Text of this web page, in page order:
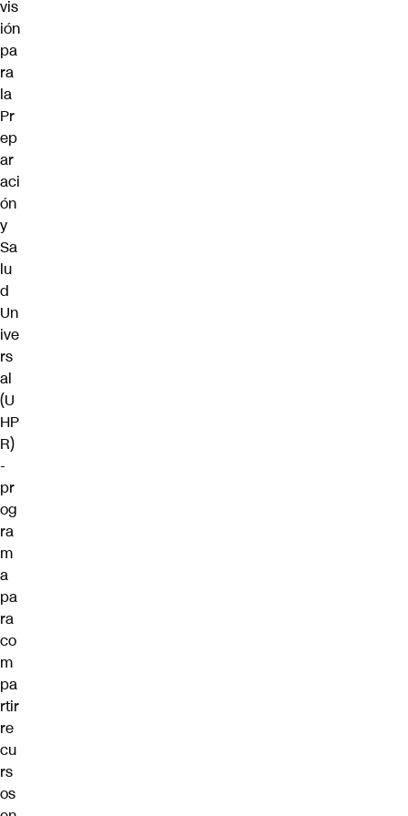
vis
ión
pa
ra
la
Pr
ep
ar
aci
ón
y
Sa
lu
d
Un
ive
rs
al
(U
HP
R)
-
pr
og
ra
m
a
pa
ra
co
m
pa
rtir
re
cu
rs
os